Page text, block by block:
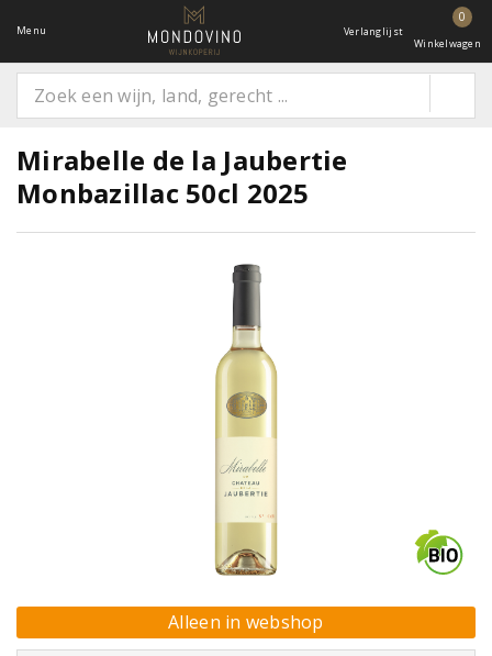
Menu Verlanglijst
0
Winkelwagen
Mirabelle de la Jaubertie
Monbazillac 50cl 2025
Alleen in webshop